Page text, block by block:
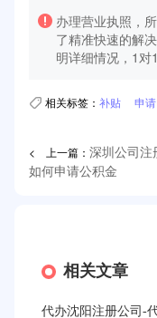
办理营业执照，
了精准快速的解
明详细情况，1对
相关标签： 补贴 申请
< 上一篇： 深圳公司注
如何申请公积金
相关文章
代办沈阳注册公司-